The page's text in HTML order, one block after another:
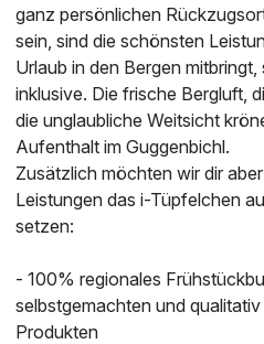
ganz persönlichen
sein, sind die schönsten
Urlaub in den Bergen
inklusive. Die frische Bergluft,
die unglaubliche Weitsicht
Aufenthalt im Guggenbichl.
Zusätzlich möchten wir dir
Leistungen das i-Tüpfelchen
setzen:
- 100% regionales
selbstgemachten und
Produkten